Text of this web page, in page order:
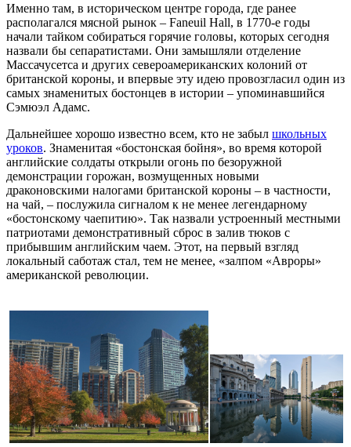
Именно там, в историческом центре города, где ранее
располагался мясной рынок – Faneuil Hall, в 1770-е годы
начали тайком собираться горячие головы, которых сегодня
назвали бы сепаратистами. Они замышляли отделение
Массачусетса и других североамериканских колоний от
британской короны, и впервые эту идею провозгласил один из
самых знаменитых бостонцев в истории – упоминавшийся
Сэмюэл Адамс.
Дальнейшее хорошо известно всем, кто не забыл школьных
уроков. Знаменитая «бостонская бойня», во время которой
английские солдаты открыли огонь по безоружной
демонстрации горожан, возмущенных новыми
драконовскими налогами британской короны – в частности,
на чай, – послужила сигналом к не менее легендарному
«бостонскому чаепитию». Так назвали устроенный местными
патриотами демонстративный сброс в залив тюков с
прибывшим английским чаем. Этот, на первый взгляд
локальный саботаж стал, тем не менее, «залпом «Авроры»
американской революции.